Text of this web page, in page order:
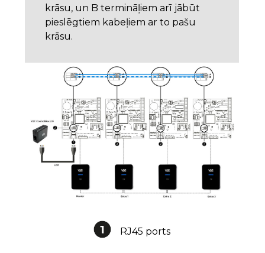
krāsu, un B termināļiem arī jābūt
pieslēgtiem kabeļiem ar to pašu
krāsu.
RJ45 ports